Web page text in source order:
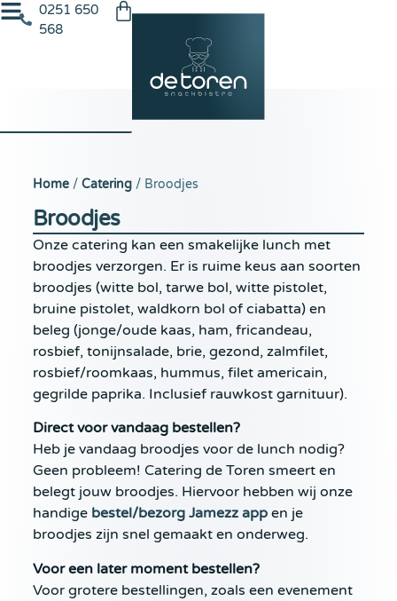
0251 650
568
Home/ Catering/ Broodjes
Broodjes
Onze catering kan een smakelijke lunch met
broodjes verzorgen. Er is ruime keus aan soorten
broodjes (witte bol, tarwe bol, witte pistolet,
bruine pistolet, waldkorn bol of ciabatta) en
beleg (jonge/oude kaas, ham, fricandeau,
rosbief, tonijnsalade, brie, gezond, zalmfilet,
rosbief/roomkaas, hummus, filet americain,
gegrilde paprika. Inclusief rauwkost garnituur).
Direct voor vandaag bestellen?
Heb je vandaag broodjes voor de lunch nodig?
Geen probleem! Catering de Toren smeert en
belegt jouw broodjes. Hiervoor hebben wij onze
handige bestel/bezorg Jamezz appen je
broodjes zijn snel gemaakt en onderweg.
Voor een later moment bestellen?
Voor grotere bestellingen, zoals een evenement